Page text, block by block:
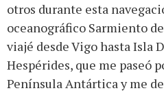
otros durante esta
oceanográfico Sarmiento
viajé desde Vigo hasta Isla
Hespérides, que me paseó
Península Antártica y me